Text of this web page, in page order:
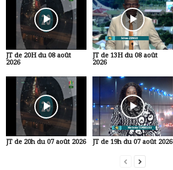
JT de 20H du 08 août
2026
JT de 13H du 08 août
2026
JT de 20h du 07 août 2026 JT de 19h du 07 août 2026